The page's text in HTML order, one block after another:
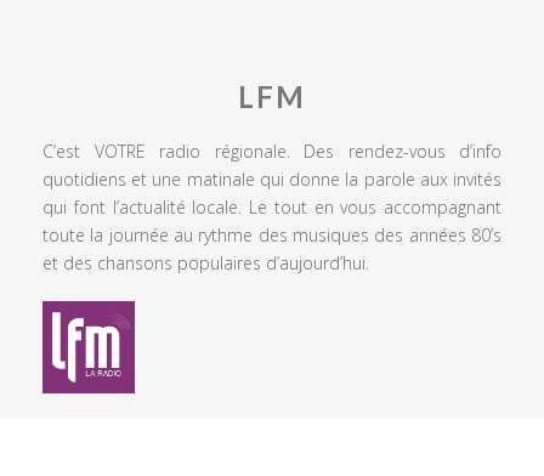
LFM
C’est VOTRE radio régionale. Des rendez-vous d’info
quotidiens et une matinale qui donne la parole aux invités
qui font l’actualité locale. Le tout en vous accompagnant
toute la journée au rythme des musiques des années 80’s
et des chansons populaires d’aujourd’hui.